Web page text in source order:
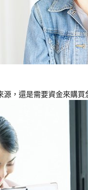
，還是需要資金來購